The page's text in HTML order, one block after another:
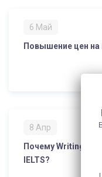
6 Май
Повышение цен
8 Апр
Почему Writing
IELTS?